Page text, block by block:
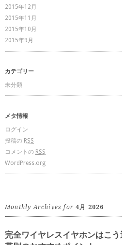
2015年12月
2015年11月
2015年10月
2015年9月
カテゴリー
未分類
メタ情報
ログイン
投稿の RSS
コメントの RSS
WordPress.org
Monthly Archives for4月 2026
完全ワイヤレスイヤホンはこ